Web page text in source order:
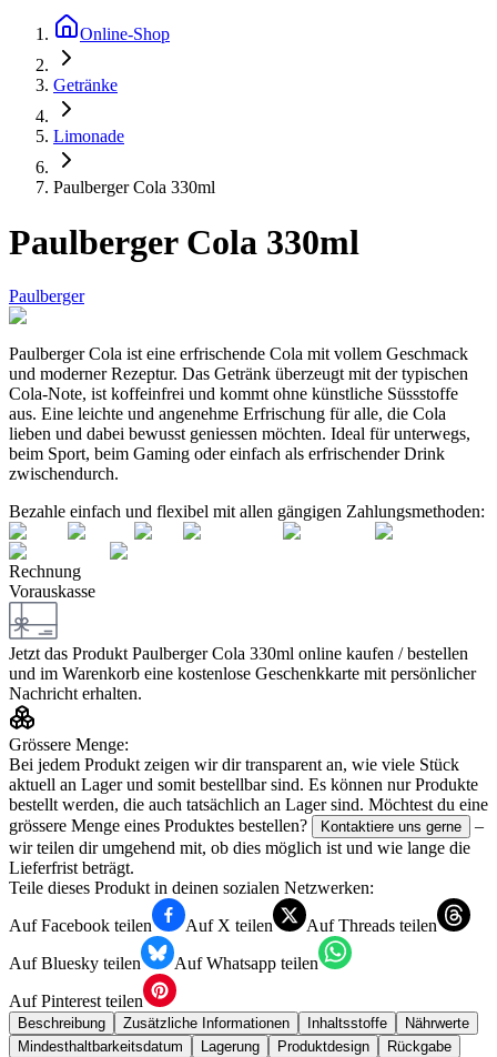
Online-Shop
Getränke
Limonade
Paulberger Cola 330ml
Paulberger Cola 330ml
Paulberger
Paulberger Cola ist eine erfrischende Cola mit vollem Geschmack
und moderner Rezeptur. Das Getränk überzeugt mit der typischen
Cola-Note, ist koffeinfrei und kommt ohne künstliche Süssstoffe
aus. Eine leichte und angenehme Erfrischung für alle, die Cola
lieben und dabei bewusst geniessen möchten. Ideal für unterwegs,
beim Sport, beim Gaming oder einfach als erfrischender Drink
zwischendurch.
Bezahle einfach und flexibel mit allen gängigen Zahlungsmethoden:
Rechnung
Vorauskasse
Jetzt das Produkt Paulberger Cola 330ml online kaufen / bestellen
und im Warenkorb eine kostenlose Geschenkkarte mit persönlicher
Nachricht erhalten.
Grössere Menge:
Bei jedem Produkt zeigen wir dir transparent an, wie viele Stück
aktuell an Lager und somit bestellbar sind. Es können nur Produkte
bestellt werden, die auch tatsächlich an Lager sind. Möchtest du eine
grössere Menge eines Produktes bestellen?
Kontaktiere uns gerne
–
wir teilen dir umgehend mit, ob dies möglich ist und wie lange die
Lieferfrist beträgt.
Teile dieses Produkt in deinen sozialen Netzwerken:
Auf Facebook teilen
Auf X teilen
Auf Threads teilen
Auf Bluesky teilen
Auf Whatsapp teilen
Auf Pinterest teilen
Beschreibung Zusätzliche Informationen Inhaltsstoffe
Nährwerte
Mindesthaltbarkeitsdatum
Lagerung Produktdesign
Rückgabe